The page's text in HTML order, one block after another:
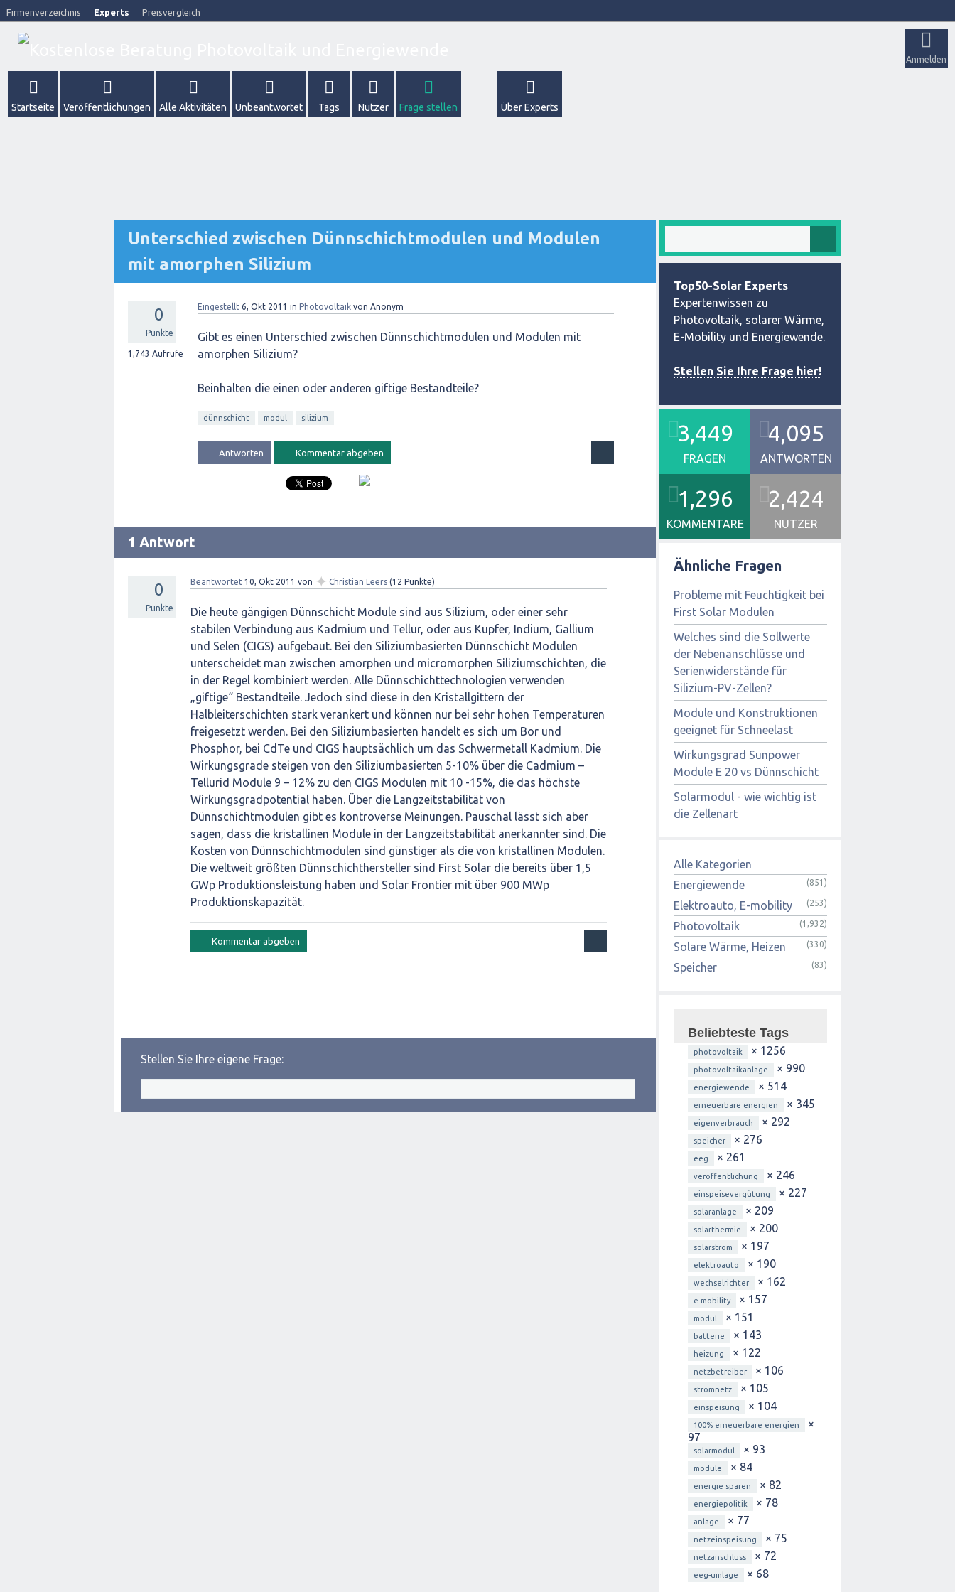
Firmenverzeichnis Experts Preisvergleich
Anmelden
Startseite Veröffentlichungen Alle Aktivitäten Unbeantwortet Tags Nutzer Frage stellen Über Experts
Unterschied zwischen Dünnschichtmodulen und Modulen
mit amorphen Silizium
0
Punkte
1,743 Aufrufe
Eingestellt 6, Okt 2011 in Photovoltaik von Anonym
Gibt es einen Unterschied zwischen Dünnschichtmodulen und Modulen mit
amorphen Silizium?
Beinhalten die einen oder anderen giftige Bestandteile?
dünnschicht modul silizium
1 Antwort
0
Punkte
Beantwortet 10, Okt 2011 von ✦ Christian Leers (12 Punkte)
Die heute gängigen Dünnschicht Module sind aus Silizium, oder einer sehr
stabilen Verbindung aus Kadmium und Tellur, oder aus Kupfer, Indium, Gallium
und Selen (CIGS) aufgebaut. Bei den Siliziumbasierten Dünnschicht Modulen
unterscheidet man zwischen amorphen und micromorphen Siliziumschichten, die
in der Regel kombiniert werden. Alle Dünnschichttechnologien verwenden
„giftige“ Bestandteile. Jedoch sind diese in den Kristallgittern der
Halbleiterschichten stark verankert und können nur bei sehr hohen Temperaturen
freigesetzt werden. Bei den Siliziumbasierten handelt es sich um Bor und
Phosphor, bei CdTe und CIGS hauptsächlich um das Schwermetall Kadmium. Die
Wirkungsgrade steigen von den Siliziumbasierten 5-10% über die Cadmium –
Tellurid Module 9 – 12% zu den CIGS Modulen mit 10 -15%, die das höchste
Wirkungsgradpotential haben. Über die Langzeitstabilität von
Dünnschichtmodulen gibt es kontroverse Meinungen. Pauschal lässt sich aber
sagen, dass die kristallinen Module in der Langzeitstabilität anerkannter sind. Die
Kosten von Dünnschichtmodulen sind günstiger als die von kristallinen Modulen.
Die weltweit größten Dünnschichthersteller sind First Solar die bereits über 1,5
GWp Produktionsleistung haben und Solar Frontier mit über 900 MWp
Produktionskapazität.
Stellen Sie Ihre eigene Frage:
Top50-Solar Experts
Expertenwissen zu
Photovoltaik, solarer Wärme,
E-Mobility und Energiewende.
Stellen Sie Ihre Frage hier!
3,449
FRAGEN
4,095
ANTWORTEN
1,296
KOMMENTARE
2,424
NUTZER
Ähnliche Fragen
Probleme mit Feuchtigkeit bei
First Solar Modulen
Welches sind die Sollwerte
der Nebenanschlüsse und
Serienwiderstände für
Silizium-PV-Zellen?
Module und Konstruktionen
geeignet für Schneelast
Wirkungsgrad Sunpower
Module E 20 vs Dünnschicht
Solarmodul - wie wichtig ist
die Zellenart
Alle Kategorien
Energiewende
(851)
Elektroauto, E-mobility (253)
Photovoltaik (1,932)
Solare Wärme, Heizen (330)
Speicher (83)
Beliebteste Tags
photovoltaik × 1256
photovoltaikanlage × 990
energiewende × 514
erneuerbare energien × 345
eigenverbrauch × 292
speicher × 276
eeg × 261
veröffentlichung × 246
einspeisevergütung × 227
solaranlage × 209
solarthermie × 200
solarstrom × 197
elektroauto × 190
wechselrichter × 162
e-mobility × 157
modul × 151
batterie × 143
heizung × 122
netzbetreiber × 106
stromnetz × 105
einspeisung × 104
100% erneuerbare energien
×
97
solarmodul × 93
module × 84
energie sparen × 82
energiepolitik × 78
anlage × 77
netzeinspeisung × 75
netzanschluss × 72
eeg-umlage × 68